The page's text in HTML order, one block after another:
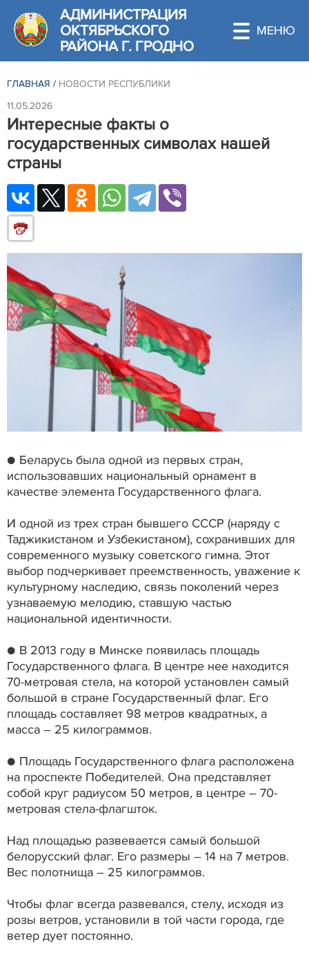
АДМИНИСТРАЦИЯ
ОКТЯБРЬСКОГО
РАЙОНА Г. ГРОДНО
ГЛАВНАЯ / НОВОСТИ РЕСПУБЛИКИ
11.05.2026
Интересные факты о
государственных символах нашей
страны
● Беларусь была одной из первых стран,
использовавших национальный орнамент в
качестве элемента Государственного флага.
И одной из трех стран бывшего СССР (наряду с
Таджикистаном и Узбекистаном), сохранивших для
современного музыку советского гимна. Этот
выбор подчеркивает преемственность, уважение к
культурному наследию, связь поколений через
узнаваемую мелодию, ставшую частью
национальной идентичности.
● В 2013 году в Минске появилась площадь
Государственного флага. В центре нее находится
70-­метровая стела, на которой установлен самый
большой в стране Государственный флаг. Его
площадь составляет 98 метров квадратных, а
масса – 25 килограммов.
● Площадь Государственного флага расположена
на проспекте Победителей. Она представляет
собой круг радиусом 50 метров, в центре – 70-
метровая стела-флагшток.
Над площадью развевается самый большой
белорусский флаг. Его размеры – 14 на 7 метров.
Вес полотнища – 25 килограммов.
Чтобы флаг всегда развевался, стелу, исходя из
розы ветров, установили в той части города, где
ветер дует постоянно.